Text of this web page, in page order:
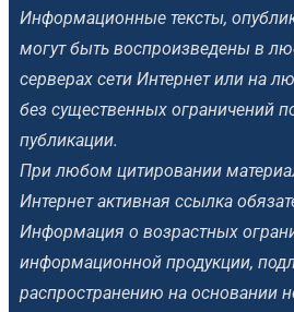
Информационные тексты,
могут быть воспроизведены в
серверах сети Интернет или на
без существенных ограничений
публикации.
При любом цитировании
Интернет активная ссылка
Информация о возрастных
информационной продукции,
распространению на основании